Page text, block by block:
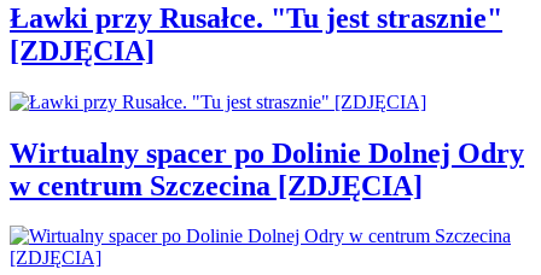
Ławki przy Rusałce. "Tu jest strasznie"
[ZDJĘCIA]
Wirtualny spacer po Dolinie Dolnej Odry
w centrum Szczecina [ZDJĘCIA]